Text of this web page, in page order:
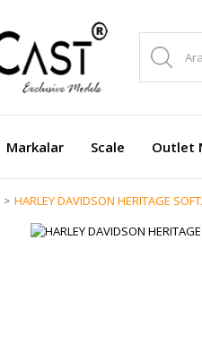
Markalar Scale Outlet
HARLEY DAVIDSON HERITAGE